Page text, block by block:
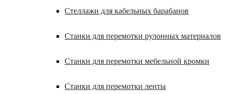
Стеллажи для кабельных барабанов
Станки для перемотки рулонных материалов
Станки для перемотки мебельной кромки
Станки для перемотки ленты